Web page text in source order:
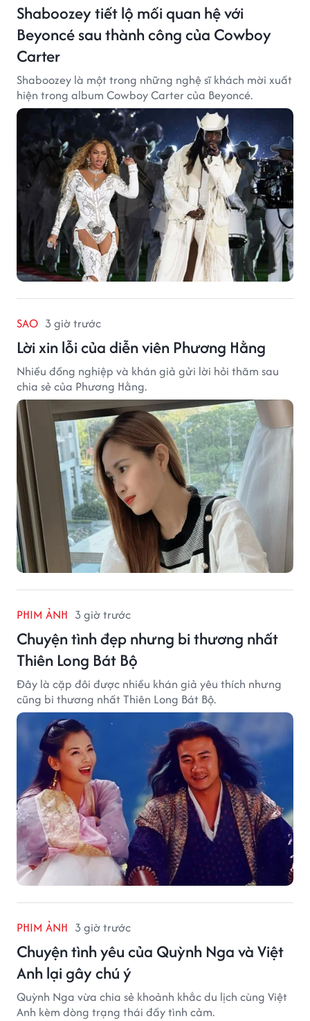
Shaboozey tiết lộ mối quan hệ với
Beyoncé sau thành công của Cowboy
Carter
Shaboozey là một trong những nghệ sĩ khách mời xuất
hiện trong album Cowboy Carter của Beyoncé.
SAO 3 giờ trước
Lời xin lỗi của diễn viên Phương Hằng
Nhiều đồng nghiệp và khán giả gửi lời hỏi thăm sau
chia sẻ của Phương Hằng.
PHIM ẢNH 3 giờ trước
Chuyện tình đẹp nhưng bi thương nhất
Thiên Long Bát Bộ
Đây là cặp đôi được nhiều khán giả yêu thích nhưng
cũng bi thương nhất Thiên Long Bát Bộ.
PHIM ẢNH 3 giờ trước
Chuyện tình yêu của Quỳnh Nga và Việt
Anh lại gây chú ý
Quỳnh Nga vừa chia sẻ khoảnh khắc du lịch cùng Việt
Anh kèm dòng trạng thái đầy tình cảm.